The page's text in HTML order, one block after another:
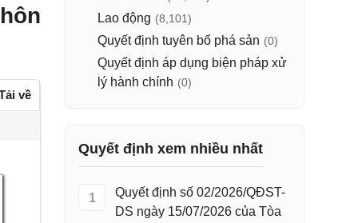
về
Lao động (8,101)
Quyết định tuyên bố phá sản (0)
Quyết định áp dụng biện pháp xử
lý hành chính (0)
Quyết định xem nhiều nhất
1
Quyết định số 02/2026/QĐST-
DS ngày 15/07/2026 của Tòa